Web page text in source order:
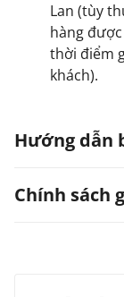
Lan (tùy
hàng
thời điểm
khách).
Hướng dẫn
Hạn chế
Chính sách